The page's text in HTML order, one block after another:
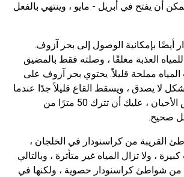
أن يفتح في أبريل - مايو ، وينتهي بالفعل
أيضًا بإمكانية الوصول إلى بحر آزوف.
العذبة مغلقًا ، وصلته فقط بالمضيق
مملحة قليلاً. يحتوي بحر آزوف على
لا يصدق ، ويسقط القاع قليلاً جدًا عندما
يدخل الماء. في بعض الأحيان ، عليك أن تترك 50 مترًا من
صحيح.
القريبة من كراسنودار في الخلجان ،
، ولا تزال المياه غير متأثرة ، وبالتالي
من شواطئ كراسنودار حصوية ، ولكنها في